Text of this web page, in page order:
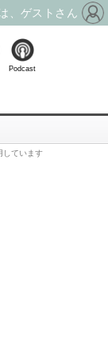
しています
Podcast
、ゲストさん